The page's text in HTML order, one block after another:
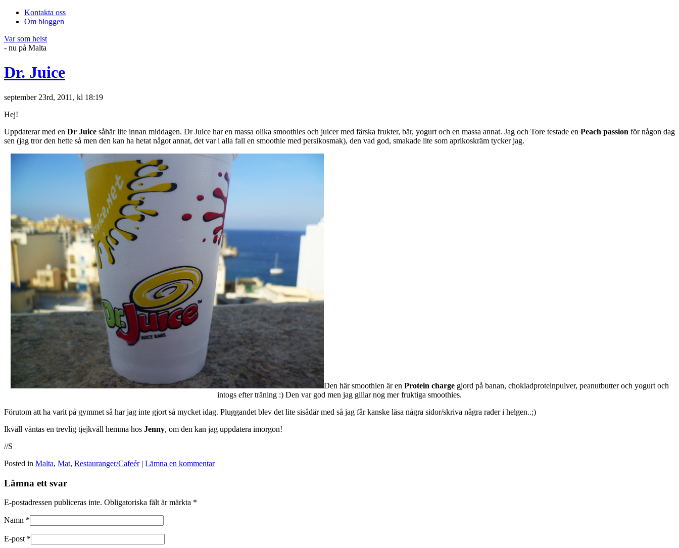
Kontakta oss
Om bloggen
Var som helst
- nu på Malta
Dr. Juice
september 23rd, 2011, kl 18:19
Hej!
Uppdaterar med en Dr Juice såhär lite innan middagen. Dr Juice har en massa olika smoothies och juicer med färska frukter, bär, yogurt och en massa annat. Jag och Tore testade en Peach passion för någon dag
sen (jag tror den hette så men den kan ha hetat något annat, det var i alla fall en smoothie med persikosmak), den vad god, smakade lite som aprikoskräm tycker jag.
Den här smoothien är en Protein chargegjord på banan, chokladproteinpulver, peanutbutter och yogurt och
intogs efter träning :) Den var god men jag gillar nog mer fruktiga smoothies.
Förutom att ha varit på gymmet så har jag inte gjort så mycket idag. Pluggandet blev det lite sisådär med så jag får kanske läsa några sidor/skriva några rader i helgen..;)
Ikväll väntas en trevlig tjejkväll hemma hos Jenny, om den kan jag uppdatera imorgon!
//S
Posted in Malta, Mat, Restauranger/Cafeér | Lämna en kommentar
Lämna ett svar
E-postadressen publiceras inte. Obligatoriska fält är märkta *
Namn *
E-post *